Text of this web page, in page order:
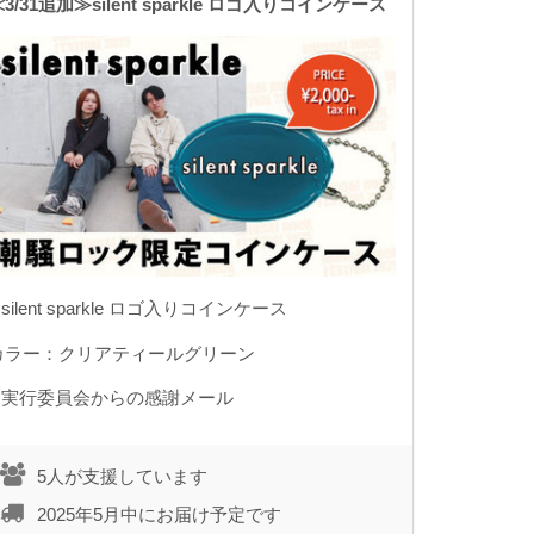
sparkle ロゴ入りコインケース
ラー：クリアティールグリーン
行委員会からの感謝メール
5人が支援しています
2025年5月中にお届け予定です